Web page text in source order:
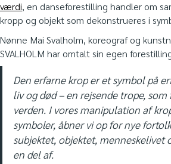
værdi, en danseforestilling handler om
kropp og objekt som dekonstrueres i
Nønne Mai Svalholm, koreograf og
SVALHOLM har omtalt sin egen
Den erfarne krop er et symbol på
liv og død – en rejsende trope,
verden. I vores manipulation af
symboler, åbner vi op for nye
subjektet, objektet, menneskelivet
en del af.